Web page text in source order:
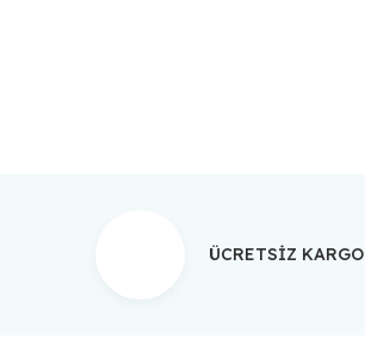
ÜCRETSİZ KARGO